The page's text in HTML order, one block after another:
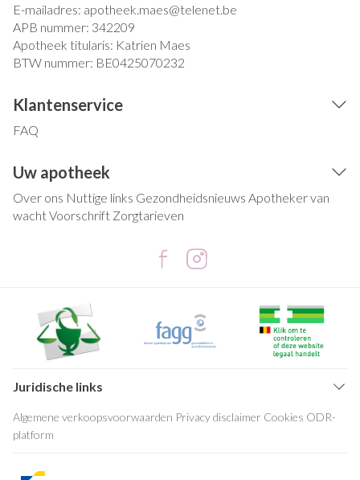
E-mailadres: apotheek.maes@telenet.be
APB nummer: 342209
Apotheek titularis: Katrien Maes
BTW nummer: BE0425070232
Klantenservice
FAQ
Uw apotheek
Over ons Nuttige links Gezondheidsnieuws Apotheker van
wachtVoorschrift Zorgtarieven
Juridische links
Algemene verkoopsvoorwaarden Privacy disclaimer Cookies ODR-
platform